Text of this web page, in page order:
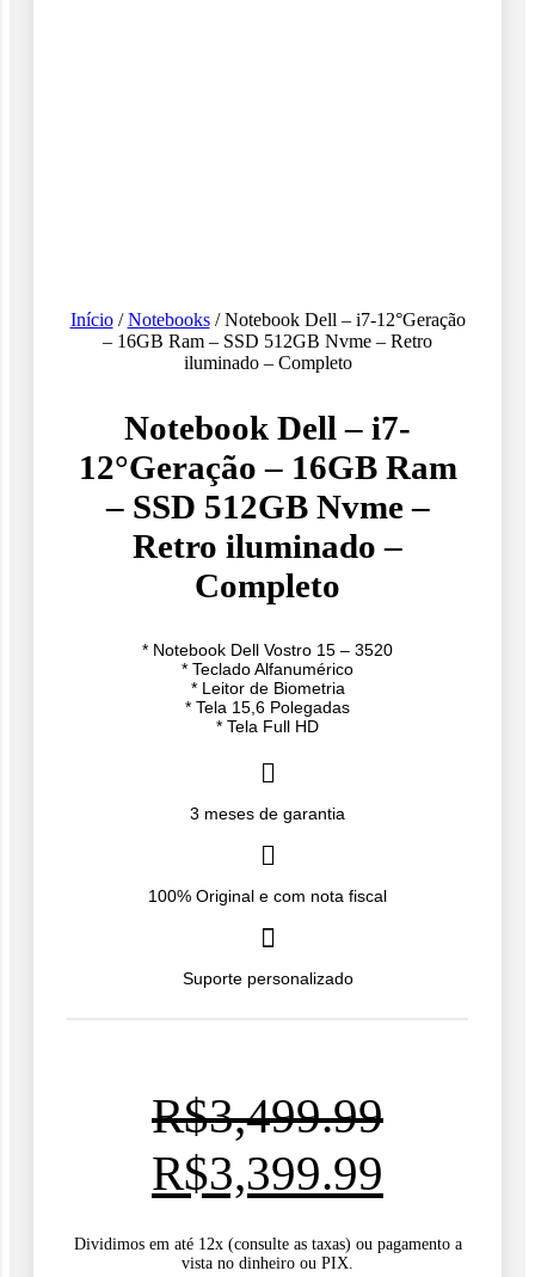
Início/Notebooks/ Notebook Dell – i7-12°Geração
– 16GB Ram – SSD 512GB Nvme – Retro
iluminado – Completo
Notebook Dell – i7-
12°Geração – 16GB Ram
– SSD 512GB Nvme –
Retro iluminado –
Completo
* Notebook Dell Vostro 15 – 3520
* Teclado Alfanumérico
* ⁠Leitor de Biometria
* Tela 15,6 Polegadas
* ⁠Tela Full HD
3 meses de garantia
100% Original e com nota fiscal
Suporte personalizado
R$3,499.99
O
preço
R$3,399.99
preço
Dividimos em até 12x (consulte as taxas) ou pagamento a
vista no dinheiro ou PIX.